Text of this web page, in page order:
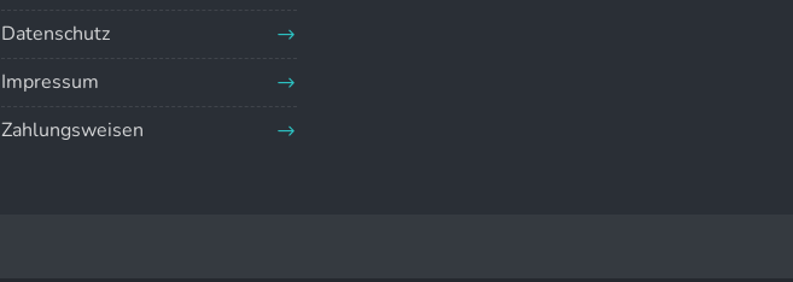
Datenschutz
Impressum
Zahlungsweisen